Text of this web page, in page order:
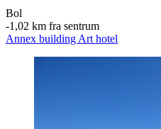
Bol
‐1,02 km fra sentrum
Annex building Art hotel